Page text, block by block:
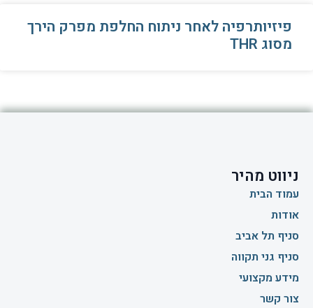
פיזיותרפיה לאחר ניתוח החלפת מפרק הירך
מסוג THR
ניווט מהיר
עמוד הבית
אודות
סניף תל אביב
סניף גני תקווה
מידע מקצועי
צור קשר